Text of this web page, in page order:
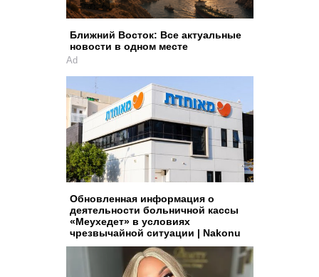
Ближний Восток: Все актуальные
новости в одном месте
Ad
Обновленная информация о
деятельности больничной кассы
«Меухедет» в условиях
чрезвычайной ситуации | Nakonu